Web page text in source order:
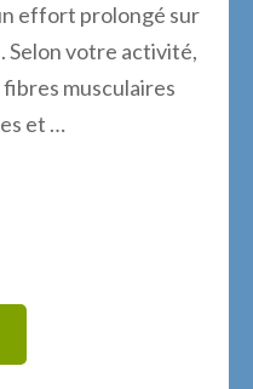
effort prolongé sur
Selon votre activité,
musculaires
et …